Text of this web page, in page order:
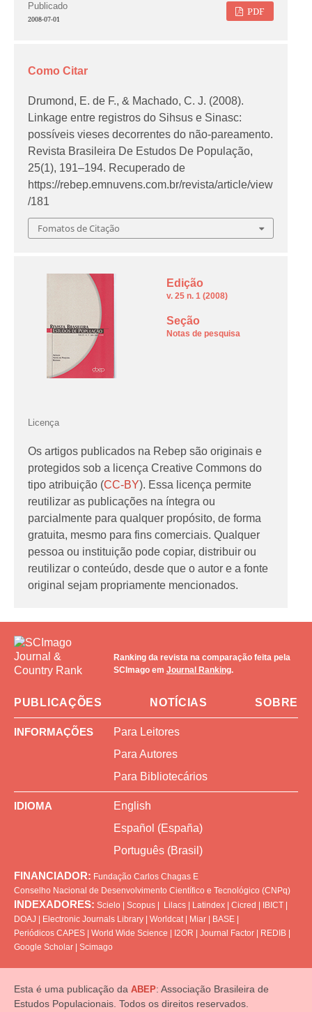
PDF
Publicado
2008-07-01
Como Citar
Drumond, E. de F., & Machado, C. J. (2008).
Linkage entre registros do Sihsus e Sinasc:
possíveis vieses decorrentes do não-pareamento.
Revista Brasileira De Estudos De População,
25(1), 191–194. Recuperado de
https://rebep.emnuvens.com.br/revista/article/view
/181
Fomatos de Citação
Edição
v. 25 n. 1 (2008)
Seção
Notas de pesquisa
Licença
Os artigos publicados na Rebep são originais e
protegidos sob a licença Creative Commons do
tipo atribuição (CC-BY). Essa licença permite
reutilizar as publicações na íntegra ou
parcialmente para qualquer propósito, de forma
gratuita, mesmo para fins comerciais. Qualquer
pessoa ou instituição pode copiar, distribuir ou
reutilizar o conteúdo, desde que o autor e a fonte
original sejam propriamente mencionados.
Ranking da revista na comparação feita pela
SCImago em Journal Ranking.
PUBLICAÇÕES NOTÍCIAS SOBRE
INFORMAÇÕES
Para Leitores
Para Autores
Para Bibliotecários
IDIOMA
English
Español (España)
Português (Brasil)
FINANCIADOR: Fundação Carlos Chagas E
Conselho Nacional de Desenvolvimento Científico e Tecnológico (CNPq)
INDEXADORES: Scielo | Scopus | Lilacs | Latindex | Cicred | IBICT |
DOAJ | Electronic Journals Library | Worldcat | Miar | BASE |
Periódicos CAPES | World Wide Science | I2OR | Journal Factor | REDIB |
Google Scholar | Scimago
Esta é uma publicação da ABEP: Associação Brasileira de
Estudos Populacionais. Todos os direitos reservados.